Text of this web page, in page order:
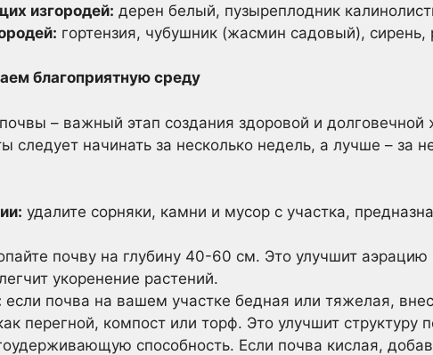
изгородей: дерен белый, пузыреплодник
гортензия, чубушник (жасмин садовый),
благоприятную среду
– важный этап создания здоровой и
следует начинать за несколько недель, а лучше – за
удалите сорняки, камни и мусор с участка,
почву на глубину 40-60 см. Это улучшит
укоренение растений.
если почва на вашем участке бедная или тяжелая,
перегной, компост или торф. Это улучшит структуру
способность. Если почва кислая,